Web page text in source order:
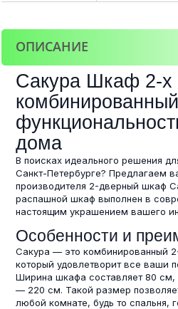
ОПИСАНИЕ
Сакура Шкаф 2-х
дома
В поисках идеального решения
Санкт-Петербурге? Предлагаем
производителя 2-дверный шкаф
распашной шкаф выполнен в
настоящим украшением вашего
Особенности и
Сакура — это комбинированный
который удовлетворит все ваши
Ширина шкафа составляет 80 см,
— 220 см. Такой размер
любой комнате, будь то спальня,